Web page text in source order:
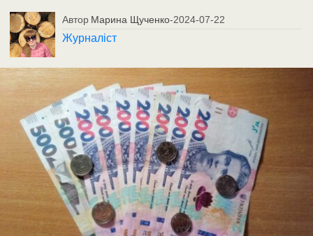
Автор Марина Щученко-2024-07-22
Журналіст